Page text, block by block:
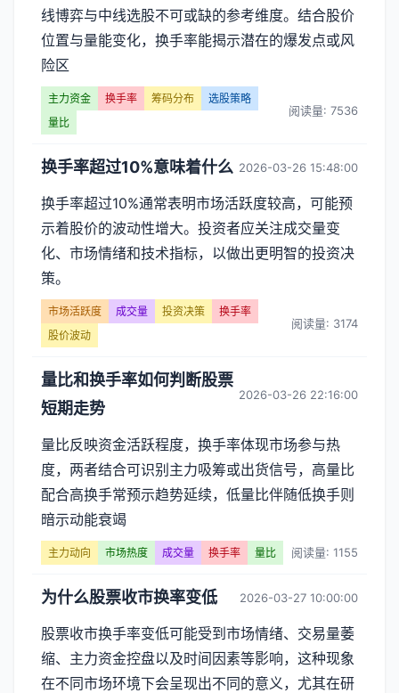
线博弈与中线选股不可或缺的参考维度。结合股价
位置与量能变化，换手率能揭示潜在的爆发点或风
险区
主力资金 换手率 筹码分布
选股策略
量比
阅读量: 7536
换手率超过10%意味着什么 2026-03-26 15:48:00
换手率超过10%通常表明市场活跃度较高，可能预
示着股价的波动性增大。投资者应关注成交量变
化、市场情绪和技术指标，以做出更明智的投资决
策。
市场活跃度 成交量 投资决策
换手率
股价波动
阅读量: 3174
量比和换手率如何判断股票
短期走势
2026-03-26 22:16:00
量比反映资金活跃程度，换手率体现市场参与热
度，两者结合可识别主力吸筹或出货信号，高量比
配合高换手常预示趋势延续，低量比伴随低换手则
暗示动能衰竭
主力动向 市场热度 成交量 换手率 量比 阅读量: 1155
为什么股票收市换率变低 2026-03-27 10:00:00
股票收市换手率变低可能受到市场情绪、交易量萎
缩、主力资金控盘以及时间因素等影响，这种现象
在不同市场环境下会呈现出不同的意义，尤其在研